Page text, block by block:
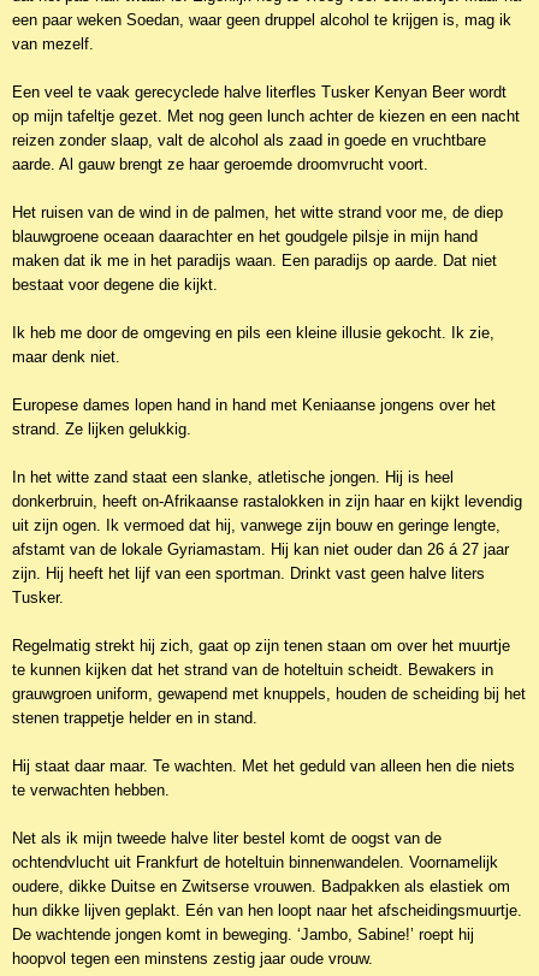
een paar weken Soedan, waar geen druppel alcohol te krijgen is, mag ik
van mezelf.
Een veel te vaak gerecyclede halve literfles Tusker Kenyan Beer wordt
op mijn tafeltje gezet. Met nog geen lunch achter de kiezen en een nacht
reizen zonder slaap, valt de alcohol als zaad in goede en vruchtbare
aarde. Al gauw brengt ze haar geroemde droomvrucht voort.
Het ruisen van de wind in de palmen, het witte strand voor me, de diep
blauwgroene oceaan daarachter en het goudgele pilsje in mijn hand
maken dat ik me in het paradijs waan. Een paradijs op aarde. Dat niet
bestaat voor degene die kijkt.
Ik heb me door de omgeving en pils een kleine illusie gekocht. Ik zie,
maar denk niet.
Europese dames lopen hand in hand met Keniaanse jongens over het
strand. Ze lijken gelukkig.
In het witte zand staat een slanke, atletische jongen. Hij is heel
donkerbruin, heeft on-Afrikaanse rastalokken in zijn haar en kijkt levendig
uit zijn ogen. Ik vermoed dat hij, vanwege zijn bouw en geringe lengte,
afstamt van de lokale Gyriamastam. Hij kan niet ouder dan 26 á 27 jaar
zijn. Hij heeft het lijf van een sportman. Drinkt vast geen halve liters
Tusker.
Regelmatig strekt hij zich, gaat op zijn tenen staan om over het muurtje
te kunnen kijken dat het strand van de hoteltuin scheidt. Bewakers in
grauwgroen uniform, gewapend met knuppels, houden de scheiding bij het
stenen trappetje helder en in stand.
Hij staat daar maar. Te wachten. Met het geduld van alleen hen die niets
te verwachten hebben.
Net als ik mijn tweede halve liter bestel komt de oogst van de
ochtendvlucht uit Frankfurt de hoteltuin binnenwandelen. Voornamelijk
oudere, dikke Duitse en Zwitserse vrouwen. Badpakken als elastiek om
hun dikke lijven geplakt. Eén van hen loopt naar het afscheidingsmuurtje.
De wachtende jongen komt in beweging. ‘Jambo, Sabine!’ roept hij
hoopvol tegen een minstens zestig jaar oude vrouw.